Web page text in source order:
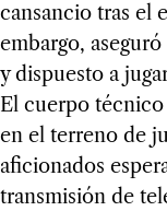
cansancio tras el
embargo,
y dispuesto a
El cuerpo
en el terreno de
aficionados
transmisión de